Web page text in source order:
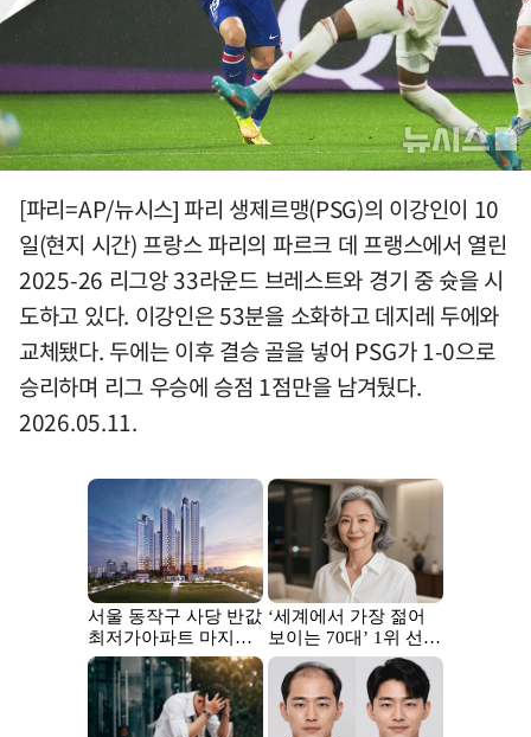
[파리=AP/뉴시스] 파리 생제르맹(PSG)의 이강인이 10
일(현지 시간) 프랑스 파리의 파르크 데 프랭스에서 열린
2025-26 리그앙 33라운드 브레스트와 경기 중 슛을 시
도하고 있다. 이강인은 53분을 소화하고 데지레 두에와
교체됐다. 두에는 이후 결승 골을 넣어 PSG가 1-0으로
승리하며 리그 우승에 승점 1점만을 남겨뒀다.
2026.05.11.